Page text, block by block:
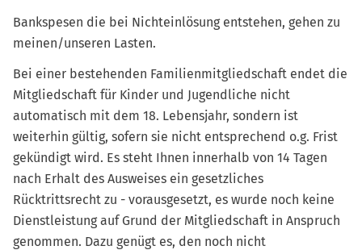
Bankspesen die bei Nichteinlösung entstehen, gehen zu
meinen/unseren Lasten.
Bei einer bestehenden Familienmitgliedschaft endet die
Mitgliedschaft für Kinder und Jugendliche nicht
automatisch mit dem 18. Lebensjahr, sondern ist
weiterhin gültig, sofern sie nicht entsprechend o.g. Frist
gekündigt wird. Es steht Ihnen innerhalb von 14 Tagen
nach Erhalt des Ausweises ein gesetzliches
Rücktrittsrecht zu - vorausgesetzt, es wurde noch keine
Dienstleistung auf Grund der Mitgliedschaft in Anspruch
genommen. Dazu genügt es, den noch nicht